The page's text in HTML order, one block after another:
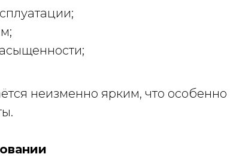
неизменно ярким, что особенно